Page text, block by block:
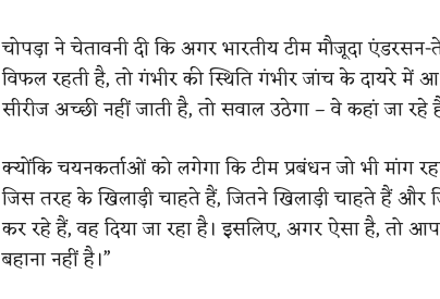
चोपड़ा ने चेतावनी दी कि अगर भारतीय टीम मौजूदा
विफल रहती है, तो गंभीर की स्थिति गंभीर जांच के दायरे
सीरीज अच्छी नहीं जाती है, तो सवाल उठेगा – वे कहां जा
क्योंकि चयनकर्ताओं को लगेगा कि टीम प्रबंधन जो भी मांग
जिस तरह के खिलाड़ी चाहते हैं, जितने खिलाड़ी चाहते हैं
कर रहे हैं, वह दिया जा रहा है। इसलिए, अगर ऐसा है, तो
बहाना नहीं है।”